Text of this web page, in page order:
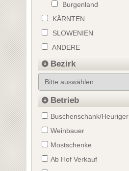
Burgenland
KÄRNTEN
SLOWENIEN
ANDERE
Bezirk
Betrieb
Buschenschank/Heuriger
Weinbauer
Mostschenke
Ab Hof Verkauf